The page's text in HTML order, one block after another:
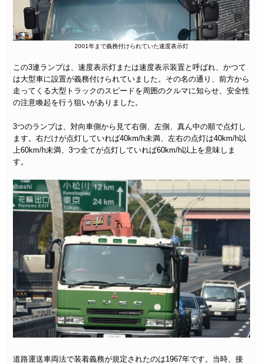
2001年まで義務付けられていた速度表示灯
この3連ランプは、速度表示灯または速度表示装置と呼ばれ、かつて
は大型車に設置が義務付けられていました。その名の通り、前方から
走ってくる大型トラックのスピードを周囲のクルマに知らせ、安全性
の注意喚起を行う狙いがありました。
3つのランプは、対向車側から見て右側、左側、真ん中の順で点灯し
ます。右だけが点灯していれば40km/h未満、左右の点灯は40km/h以
上60km/h未満、3つ全てが点灯していれば60km/h以上を意味しま
す。
道路運送車両法で装着義務が規定されたのは1967年です。当時、接